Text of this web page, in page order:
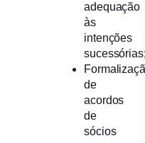
adequação
às
intenções
sucessórias;
de
acordos
de
sócios